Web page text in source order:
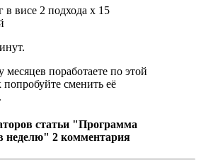
в висе 2 подхода х 15
поработаете по этой
сменить её
статьи "Программа
неделю" 2 комментария